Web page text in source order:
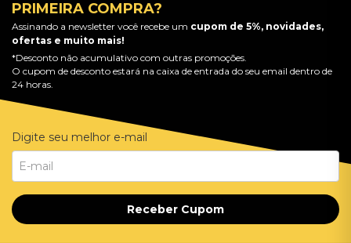
PRIMEIRA COMPRA?
Assinando a newsletter você recebe um cupom de 5%, novidades,
ofertas e muito mais!
*Desconto não acumulativo com outras promoções.
O cupom de desconto estará na caixa de entrada do seu email dentro de
24 horas.
Digite seu melhor e-mail
Receber Cupom